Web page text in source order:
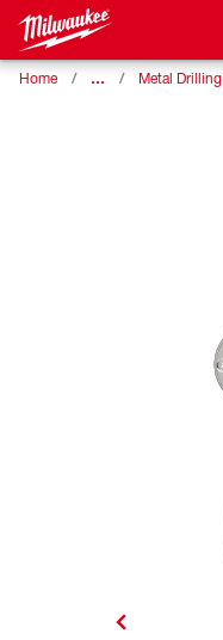
Home … Metal Drilling